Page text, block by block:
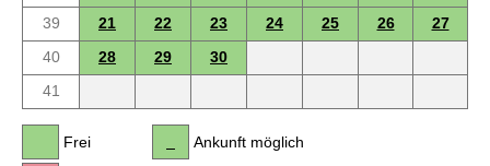
39
21 22 23 24 25 26
27
40
28 29
30
41
Frei Ankunft möglich